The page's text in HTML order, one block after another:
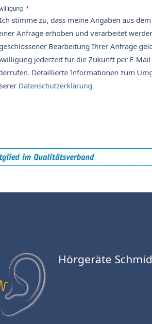
Ich stimme zu, dass meine Angaben aus
Anfrage erhoben und verarbeitet
Bearbeitung Ihrer Anfrage
jederzeit für die Zukunft per E-
Detaillierte Informationen zum
Datenschutzerklärung
Hörgeräte